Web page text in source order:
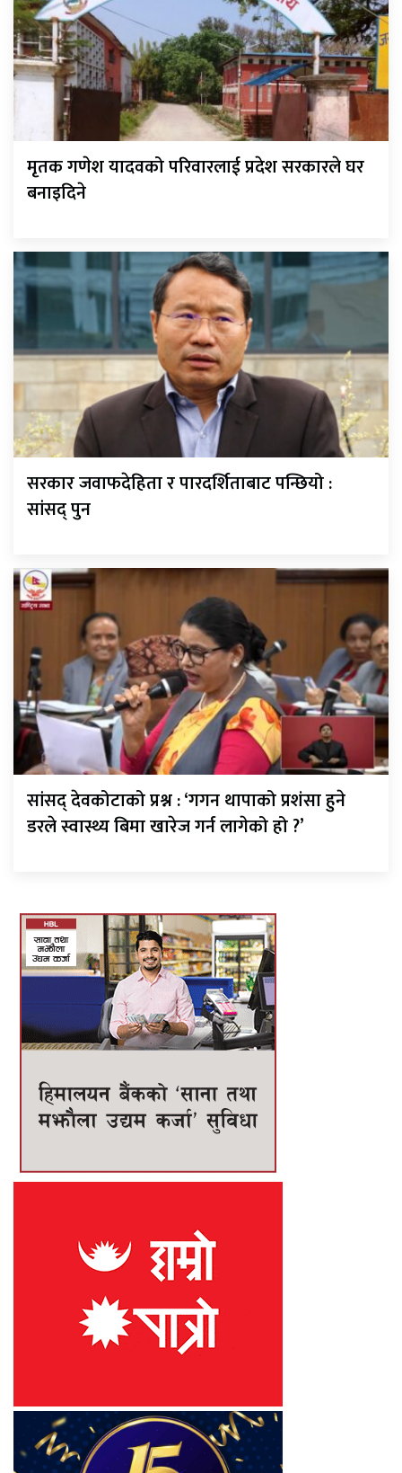
मृतक गणेश यादवको परिवारलाई प्रदेश सरकारले घर
बनाइदिने
सरकार जवाफदेहिता र पारदर्शिताबाट पन्छियो :
सांसद् पुन
सांसद् देवकोटाको प्रश्न : ‘गगन थापाको प्रशंसा हुने
डरले स्वास्थ्य बिमा खारेज गर्न लागेको हो ?’